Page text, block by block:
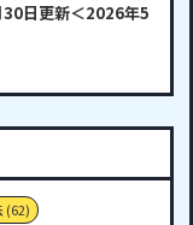
30日更新＜2026年5
(62)